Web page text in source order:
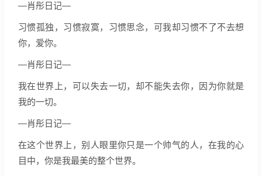
—肖彤日记—
习惯孤独，习惯寂寞，习惯思念，可我却习惯不了不去想
你，爱你。
—肖彤日记—
我在世界上，可以失去一切，却不能失去你，因为你就是
我的一切。
—肖彤日记—
在这个世界上，别人眼里你只是一个帅气的人，在我的心
目中，你是我最美的整个世界。